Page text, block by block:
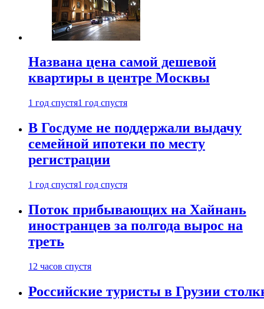
Названа цена самой дешевой
квартиры в центре Москвы
1 год спустя1 год спустя
В Госдуме не поддержали выдачу
семейной ипотеки по месту
регистрации
1 год спустя1 год спустя
Поток прибывающих на Хайнань
иностранцев за полгода вырос на
треть
12 часов спустя
Российские туристы в Грузии